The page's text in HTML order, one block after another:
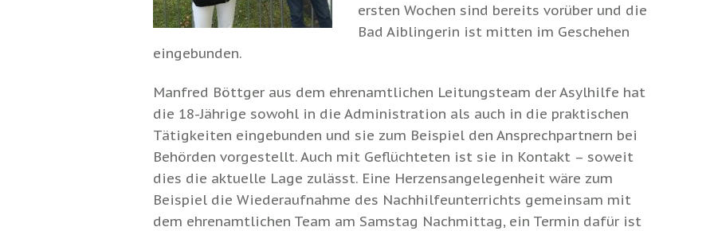
ersten Wochen sind bereits vorüber und die
Bad Aiblingerin ist mitten im Geschehen
eingebunden.
Manfred Böttger aus dem ehrenamtlichen Leitungsteam der Asylhilfe hat
die 18-Jährige sowohl in die Administration als auch in die praktischen
Tätigkeiten eingebunden und sie zum Beispiel den Ansprechpartnern bei
Behörden vorgestellt. Auch mit Geflüchteten ist sie in Kontakt – soweit
dies die aktuelle Lage zulässt. Eine Herzensangelegenheit wäre zum
Beispiel die Wiederaufnahme des Nachhilfeunterrichts gemeinsam mit
dem ehrenamtlichen Team am Samstag Nachmittag, ein Termin dafür ist